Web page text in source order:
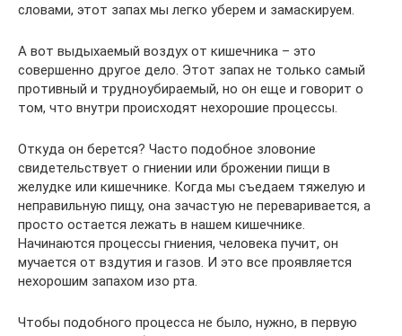
словами, этот запах мы легко уберем и замаскируем.
А вот выдыхаемый воздух от кишечника – это
совершенно другое дело. Этот запах не только самый
противный и трудноубираемый, но он еще и говорит о
том, что внутри происходят нехорошие процессы.
Откуда он берется? Часто подобное зловоние
свидетельствует о гниении или брожении пищи в
желудке или кишечнике. Когда мы съедаем тяжелую и
неправильную пищу, она зачастую не переваривается, а
просто остается лежать в нашем кишечнике.
Начинаются процессы гниения, человека пучит, он
мучается от вздутия и газов. И это все проявляется
нехорошим запахом изо рта.
Чтобы подобного процесса не было, нужно, в первую